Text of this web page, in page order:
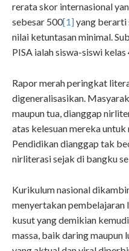
rerata skor internasional
sebesar 500[1]yang berarti
nilai ketuntasan minimal.
PISA ialah siswa-siswi kelas
Rapor merah peringkat
digeneralisasikan.
maupun tua, dianggap
atas kelesuan mereka untuk
Pendidikan dianggap tak
nirliterasi sejak di bangku
Kurikulum nasional
menyertakan pembelajaran
kusut yang demikian
massa, baik daring maupun